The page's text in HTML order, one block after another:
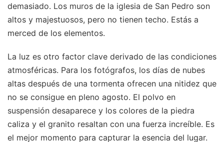
demasiado. Los muros de la iglesia de San Pedro son
altos y majestuosos, pero no tienen techo. Estás a
merced de los elementos.
La luz es otro factor clave derivado de las condiciones
atmosféricas. Para los fotógrafos, los días de nubes
altas después de una tormenta ofrecen una nitidez que
no se consigue en pleno agosto. El polvo en
suspensión desaparece y los colores de la piedra
caliza y el granito resaltan con una fuerza increíble. Es
el mejor momento para capturar la esencia del lugar.